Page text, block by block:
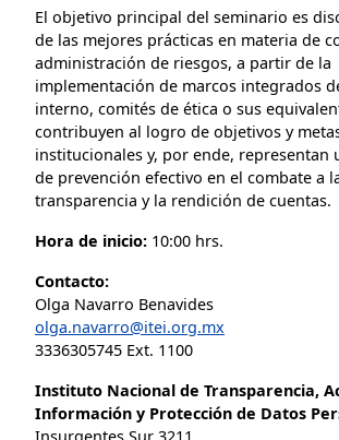
El objetivo principal del seminario es
de las mejores prácticas en materia de
administración de riesgos, a partir de la
implementación de marcos integrados
interno, comités de ética o sus
contribuyen al logro de objetivos y
institucionales y, por ende, representan
de prevención efectivo en el combate a
transparencia y la rendición de cuentas.
Hora de inicio: 10:00 hrs.
Contacto:
Olga Navarro Benavides
olga.navarro@itei.org.mx
3336305745 Ext. 1100
Instituto Nacional de Transparencia,
Información y Protección de Datos